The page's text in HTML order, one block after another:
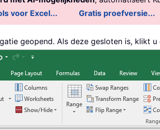
voor Excel...
Gratis proefversie...
geopend. Als deze gesloten is, klikt u